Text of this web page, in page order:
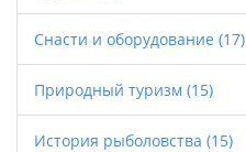
Снасти и оборудование (17)
Природный туризм (15)
История рыболовства (15)